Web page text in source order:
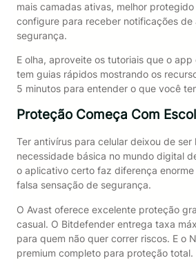
mais camadas ativas, melhor
configure para receber notificações de
segurança.
E olha, aproveite os tutoriais que o app
tem guias rápidos mostrando os
5 minutos para entender o que você
Proteção Começa Com
Ter antivírus para celular deixou de ser
necessidade básica no mundo digital
o aplicativo certo faz diferença
falsa sensação de segurança.
O Avast oferece excelente proteção
casual. O Bitdefender entrega taxa
para quem não quer correr riscos. E o
premium completo para proteção total.